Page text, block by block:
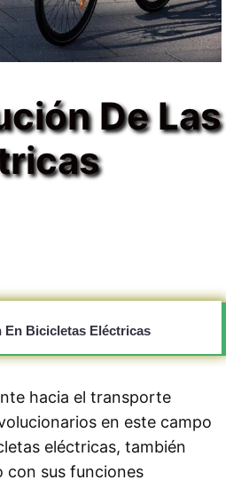
De Las
En Bicicletas Eléctricas
hacia el transporte
en este campo
eléctricas, también
con sus funciones